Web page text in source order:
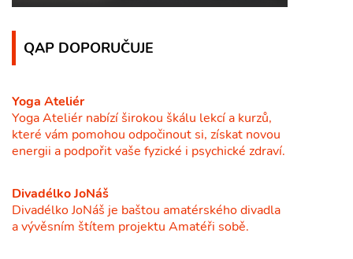
QAP DOPORUČUJE
Yoga Ateliér
Yoga Ateliér nabízí širokou škálu lekcí a kurzů,
které vám pomohou odpočinout si, získat novou
energii a podpořit vaše fyzické i psychické zdraví.
Divadélko JoNáš
Divadélko JoNáš je baštou amatérského divadla
a vývěsním štítem projektu Amatéři sobě.